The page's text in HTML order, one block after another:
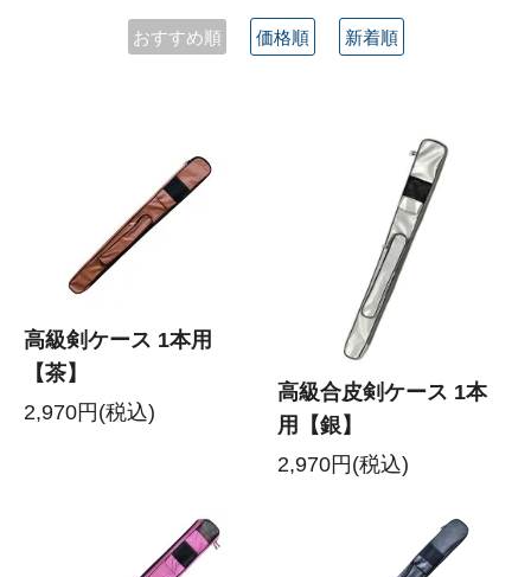
おすすめ順 価格順 新着順
高級剣ケース 1本用
【茶】
2,970円(税込)
高級合皮剣ケース 1本
用【銀】
2,970円(税込)